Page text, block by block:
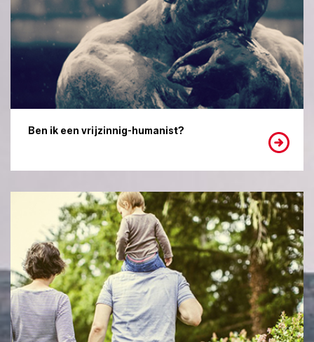
Ben ik een vrijzinnig-humanist?